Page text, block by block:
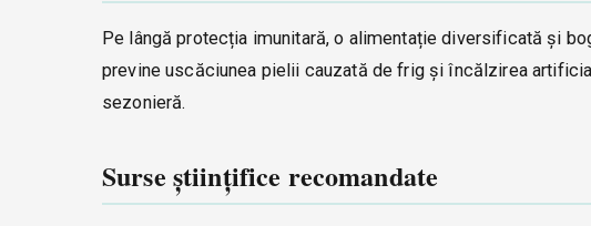
Pe lângă protecția imunitară, o alimentație diversificată și
previne uscăciunea pielii cauzată de frig și încălzirea
sezonieră.
Surse științifice recomandate